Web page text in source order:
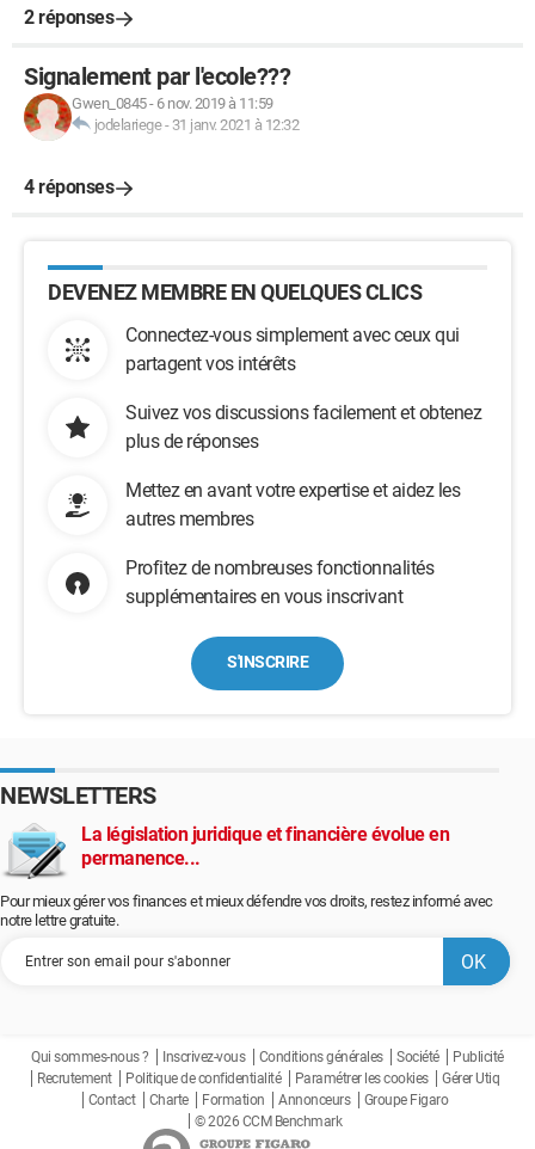
2 réponses
Signalement par l'ecole???
Gwen_0845- 6 nov. 2019 à 11:59
jodelariege- 31 janv. 2021 à 12:32
4 réponses
DEVENEZ MEMBRE EN QUELQUES CLICS
Connectez-vous simplement avec ceux qui
partagent vos intérêts
Suivez vos discussions facilement et obtenez
plus de réponses
Mettez en avant votre expertise et aidez les
autres membres
Profitez de nombreuses fonctionnalités
supplémentaires en vous inscrivant
S'INSCRIRE
NEWSLETTERS
La législation juridique et financière évolue en
permanence...
Pour mieux gérer vos finances et mieux défendre vos droits, restez informé avec
notre lettre gratuite.
Qui sommes-nous ? Inscrivez-vous Conditions générales Société
Publicité
Recrutement
Politique de confidentialité Paramétrer les cookies
Gérer Utiq
Contact
Charte Formation Annonceurs
Groupe Figaro
© 2026 CCM Benchmark